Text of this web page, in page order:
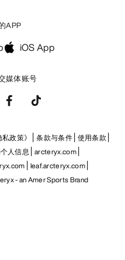
媒体账号
APP
iOS App
私政策》 条款与条件 使用条款
人信息 arcteryx.com
leaf.arcteryx.com
- an Amer Sports Brand